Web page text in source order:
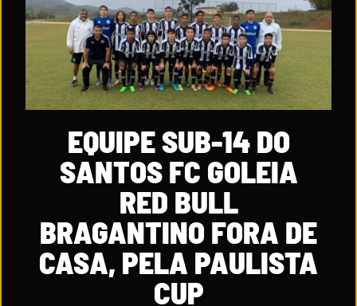
EQUIPE SUB-14 DO
SANTOS FC GOLEIA
RED BULL
BRAGANTINO FORA DE
CASA, PELA PAULISTA
CUP